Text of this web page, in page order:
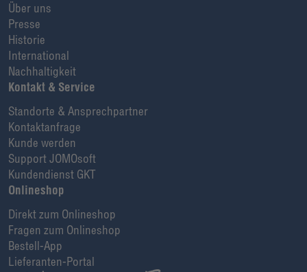
Über uns
Presse
Historie
International
Nachhaltigkeit
Kontakt & Service
Standorte & Ansprechpartner
Kontaktanfrage
Kunde werden
Support JOMOsoft
Kundendienst GKT
Onlineshop
Direkt zum Onlineshop
Fragen zum Onlineshop
Bestell-App
Lieferanten-Portal